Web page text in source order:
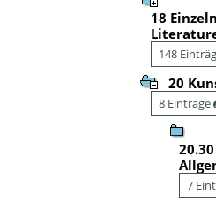
18
148
20
8 Einträge
7